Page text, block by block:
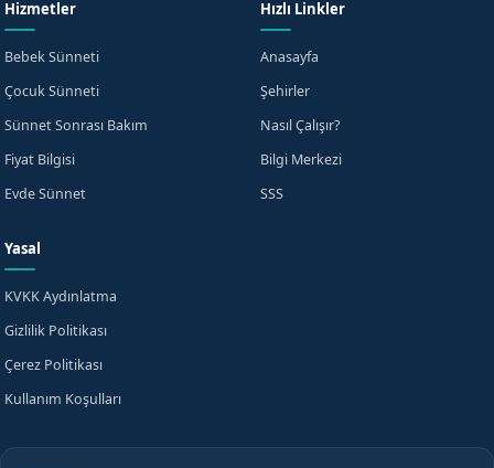
çocuklarınızın sünnet işlemlerini güvenle yaptırabilirsiniz.
Randevu formumuzdan bilgi alın ve çocuklarınızın sağlığı ve
güvenliği için her türlü önlemi almaya başlayın.
Hizmetler
Bebek Sünneti
Çocuk Sünneti
Sünnet Sonrası Bakım
Fiyat Bilgisi
Evde Sünnet
Hızlı Linkler
Anasayfa
Şehirler
Nasıl Çalışır?
Bilgi Merkezi
SSS
Yasal
KVKK Aydınlatma
Gizlilik Politikası
Çerez Politikası
Kullanım Koşulları